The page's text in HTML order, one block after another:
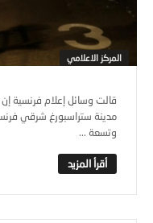
المركز الاعلامي
قالت وسائل إعلام فرنسية
مدينة ستراسبورغ شرقي
وتسعة ...